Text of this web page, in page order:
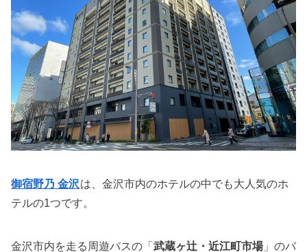
御宿野乃 金沢は、金沢市内のホテルの中でも大人気のホ
テルの1つです。
金沢市内を走る周遊バスの「 武蔵ヶ辻・近江町市場」のバ